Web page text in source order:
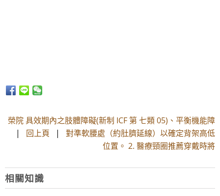
榮院 具效期內之肢體障礙(新制 ICF 第 七類 05)、平衡機能障
| 回上頁 | 對準軟腰處（約肚臍延線）以確定背架高低
位置。 2. 醫療頸圈推薦穿戴時將
相關知識